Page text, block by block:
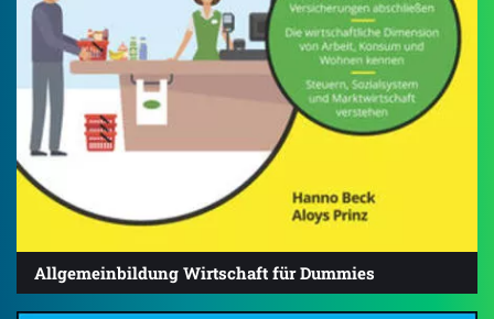
Allgemeinbildung Wirtschaft für Dummies